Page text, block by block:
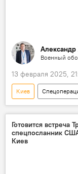
Военный
13 февраля 2025,
Киев
Россия
США
НАТО
Великобритания
Готовится встреча
спецпосланник
Киев